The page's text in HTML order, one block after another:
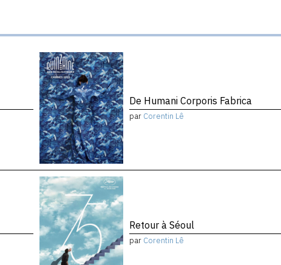
De Humani Corporis Fabrica
par Corentin Lê
Retour à Séoul
par Corentin Lê